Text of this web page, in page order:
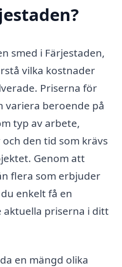
smed i Färjestaden,
vilka kostnader
Priserna för
variera beroende på
typ av arbete,
den tid som krävs
Genom att
flera som erbjuder
enkelt få en
priserna i ditt
en mängd olika